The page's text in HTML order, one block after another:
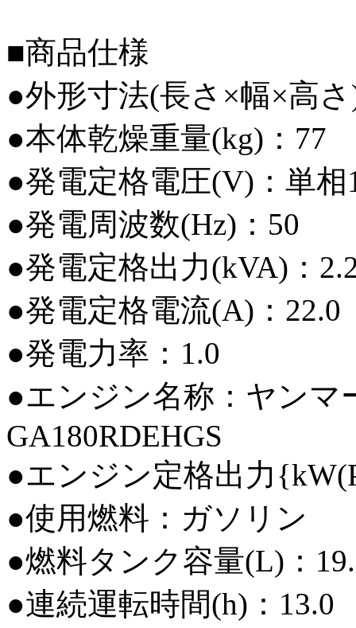
■商品仕様
●外形寸法(長さ×幅×高さ
●本体乾燥重量(kg)：77
●発電定格電圧(V)：単相
●発電周波数(Hz)：50
●発電定格出力(kVA)：
●発電定格電流(A)：22.0
●発電力率：1.0
●エンジン名称：ヤンマ
GA180RDEHGS
●エンジン定格出力
●使用燃料：ガソリン
●燃料タンク容量(L)：
●連続運転時間(h)：13.0